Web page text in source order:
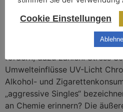
Freie Radikale sind
natürlicherweise im Körper
Anzahl überhand, kann dies
gehen. Äußere Einflüsse
fördern, dazu zählen: Stress
Umwelteinflüsse UV-Licht
Alkohol- und
„aggressive Singles“
an Chemie erinnern? Die
Cookie Einstellungen